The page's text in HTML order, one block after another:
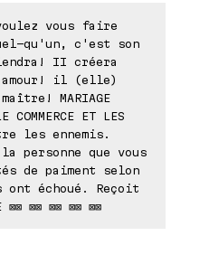
voulez vous faire
qu'un, c'est son
II créera
il (elle)
MARIAGE
COMMERCE ET LES
les ennemis.
personne que vous
de paiment selon
échoué. Reçoit
⊠⊠ ⊠⊠ ⊠⊠ ⊠⊠